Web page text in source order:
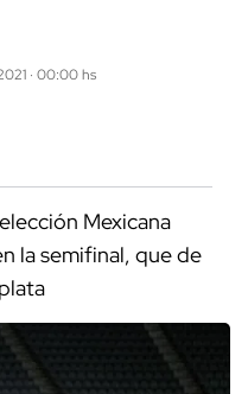
· 00:00 hs
Mexicana
la semifinal, que de